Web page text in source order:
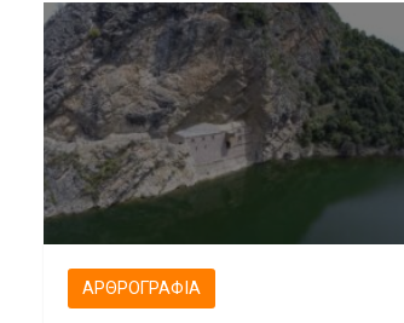
λόγω επιβεβαίωσης εστιών
Ευλογιάς των μικρών
μηρυκαστικών
ΑΡΘΡΟΓΡΑΦΊΑ